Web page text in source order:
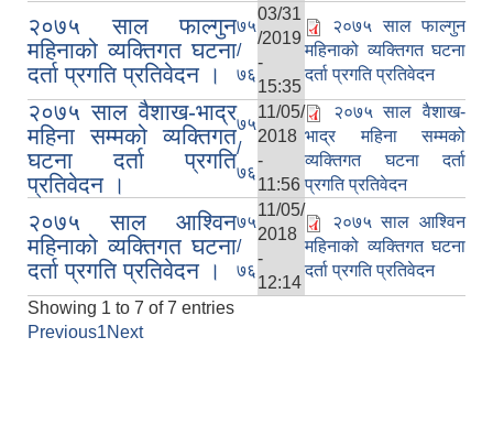
२०७५ साल फाल्गुन
महिनाको व्यक्तिगत घटना
दर्ता प्रगति प्रतिवेदन ।
७५
/
७६
03/31
/2019
-
15:35
२०७५ साल फाल्गुन
महिनाको व्यक्तिगत घटना
दर्ता प्रगति प्रतिवेदन
२०७५ साल वैशाख-भाद्र
महिना सम्मको व्यक्तिगत
घटना दर्ता प्रगति
प्रतिवेदन ।
७५
/
७६
11/05/
2018
-
11:56
२०७५ साल वैशाख-
भाद्र महिना सम्मको
व्यक्तिगत घटना दर्ता
प्रगति प्रतिवेदन
२०७५ साल आश्विन
महिनाको व्यक्तिगत घटना
दर्ता प्रगति प्रतिवेदन ।
७५
/
७६
11/05/
2018
-
12:14
२०७५ साल आश्विन
महिनाको व्यक्तिगत घटना
दर्ता प्रगति प्रतिवेदन
Showing 1 to 7 of 7 entries
Previous1Next